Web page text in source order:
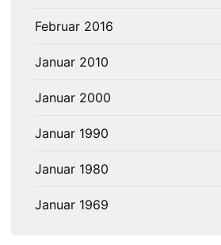
Februar 2016
Januar 2010
Januar 2000
Januar 1990
Januar 1980
Januar 1969